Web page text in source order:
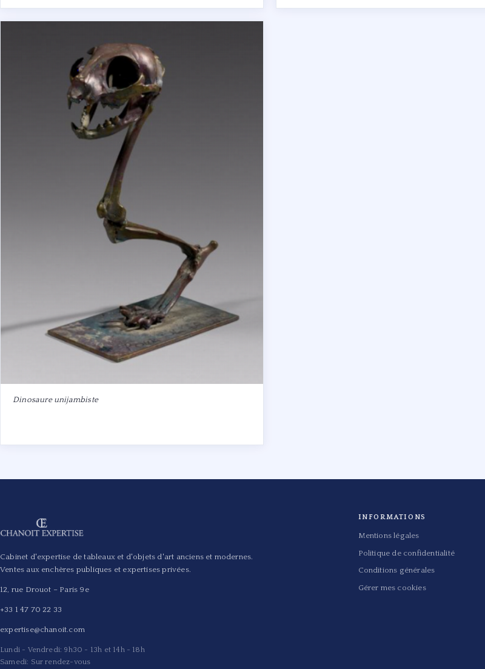
Dinosaure unijambiste
Cabinet d'expertise de tableaux et d'objets d'art anciens et modernes.
Ventes aux enchères publiques et expertises privées.
12, rue Drouot – Paris 9e
+33 1 47 70 22 33
expertise@chanoit.com
Lundi - Vendredi: 9h30 - 13h et 14h - 18h
Samedi: Sur rendez-vous
INFORMATIONS
Mentions légales
Politique de confidentialité
Conditions générales
Gérer mes cookies